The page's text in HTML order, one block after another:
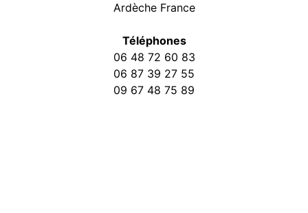
Ardèche France
Téléphones
06 48 72 60 83
06 87 39 27 55
09 67 48 75 89